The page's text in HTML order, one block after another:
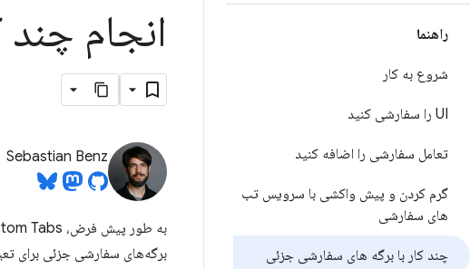
راهنما
شروع به کار
UI را سفارشی کنید
تعامل سفارشی را اضافه کنید
گرم کردن و پیش واکشی با سرویس تب
های سفارشی
چند کار با برگه های سفارشی جزئی
انجام
Sebastian Benz
برگه‌های سفارشی جزئی برای